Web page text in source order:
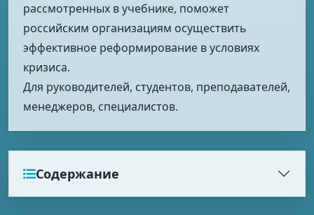
рассмотренных в учебнике, поможет
российским организациям осуществить
эффективное реформирование в условиях
кризиса.
Для руководителей, студентов, преподавателей,
менеджеров, специалистов.
Содержание